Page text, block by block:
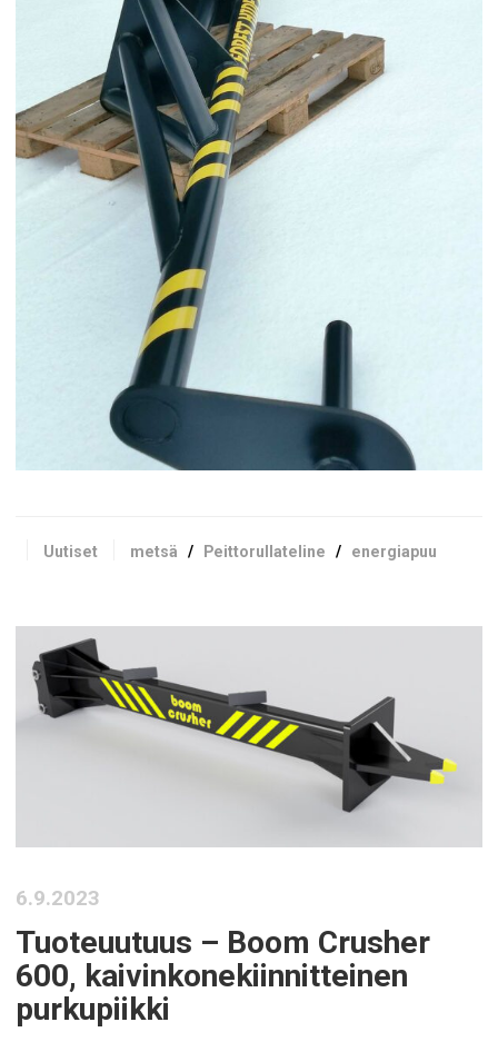
Uutiset metsä / Peittorullateline / energiapuu
6.9.2023
Tuoteuutuus – Boom Crusher
600, kaivinkonekiinnitteinen
purkupiikki